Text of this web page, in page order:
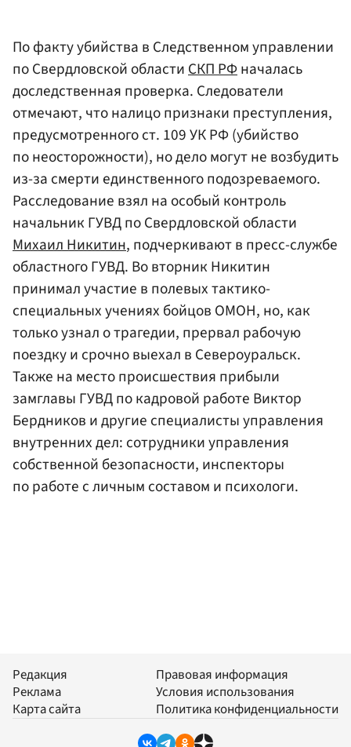
По факту убийства в Следственном управлении
по Свердловской областиСКП РФначалась
доследственная проверка. Следователи
отмечают, что налицо признаки преступления,
предусмотренного ст. 109 УК РФ (убийство
по неосторожности), но дело могут не возбудить
из-за смерти единственного подозреваемого.
Расследование взял на особый контроль
начальник ГУВД по Свердловской области
Михаил Никитин, подчеркивают в пресс-службе
областного ГУВД. Во вторник Никитин
принимал участие в полевых тактико-
специальных учениях бойцов ОМОН, но, как
только узнал о трагедии, прервал рабочую
поездку и срочно выехал в Североуральск.
Также на место происшествия прибыли
замглавы ГУВД по кадровой работе Виктор
Бердников и другие специалисты управления
внутренних дел: сотрудники управления
собственной безопасности, инспекторы
по работе с личным составом и психологи.
Редакция
Реклама
Карта сайта
Правовая информация
Условия использования
Политика конфиденциальности